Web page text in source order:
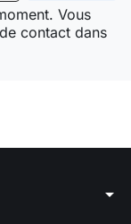
Vous
contact dans
arrow_drop_down